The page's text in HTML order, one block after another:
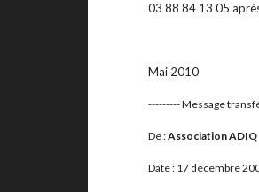
03 88 84 13 05
Mai 2010
--------- Message
De :Association ADIQ
Date : 17 décembre